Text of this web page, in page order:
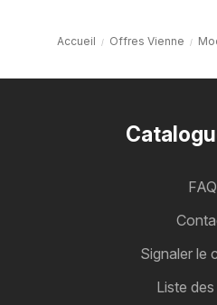
Accueil Offres Vienne
FAQ
Signaler le
Liste